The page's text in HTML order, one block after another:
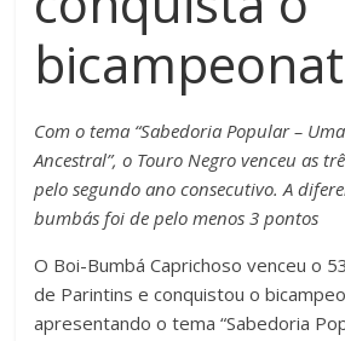
Com o tema “Sabedoria Popular –
Ancestral”, o Touro Negro venceu as
pelo segundo ano consecutivo. A
bumbás foi de pelo menos 3 pontos
O Boi-Bumbá Caprichoso venceu o
de Parintins e conquistou o
apresentando o tema “Sabedoria